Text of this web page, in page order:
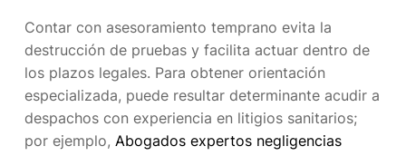
Contar con asesoramiento temprano evita la
destrucción de pruebas y facilita actuar dentro de
los plazos legales. Para obtener orientación
especializada, puede resultar determinante acudir a
despachos con experiencia en litigios sanitarios;
por ejemplo, Abogados expertos negligencias